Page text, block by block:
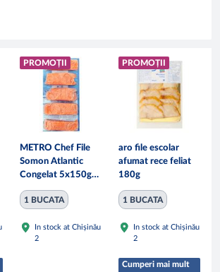
PROMOȚII
METRO Chef File
Somon Atlantic
Congelat 5x150g
750g
1 BUCATA
In stock at Chișinău
2
PROMOȚII
aro file escolar
afumat rece feliat
180g
1 BUCATA
In stock at Chișinău
2
Cumperi mai mult